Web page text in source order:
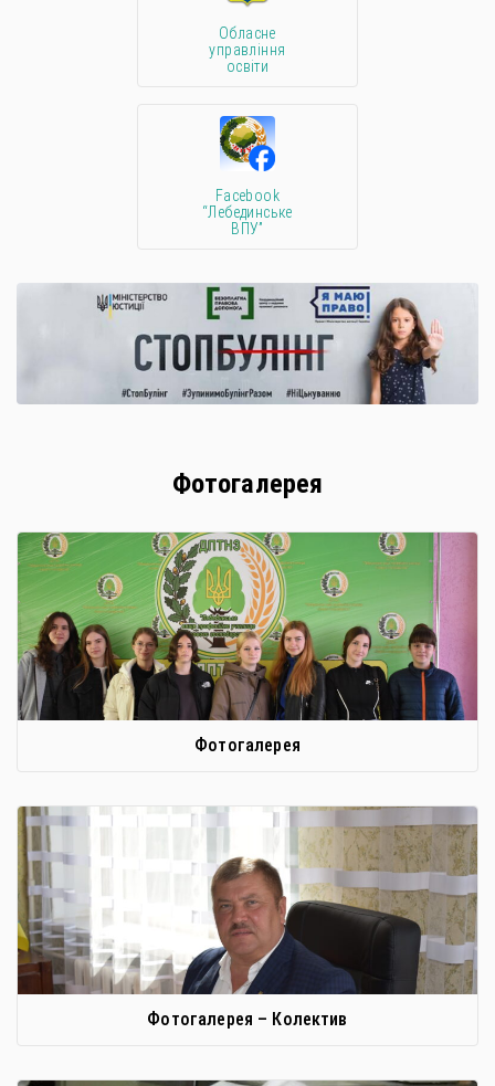
Обласне
управління
освіти
Facebook
“Лебединське
ВПУ”
Фотогалерея
Фотогалерея
Фотогалерея – Колектив